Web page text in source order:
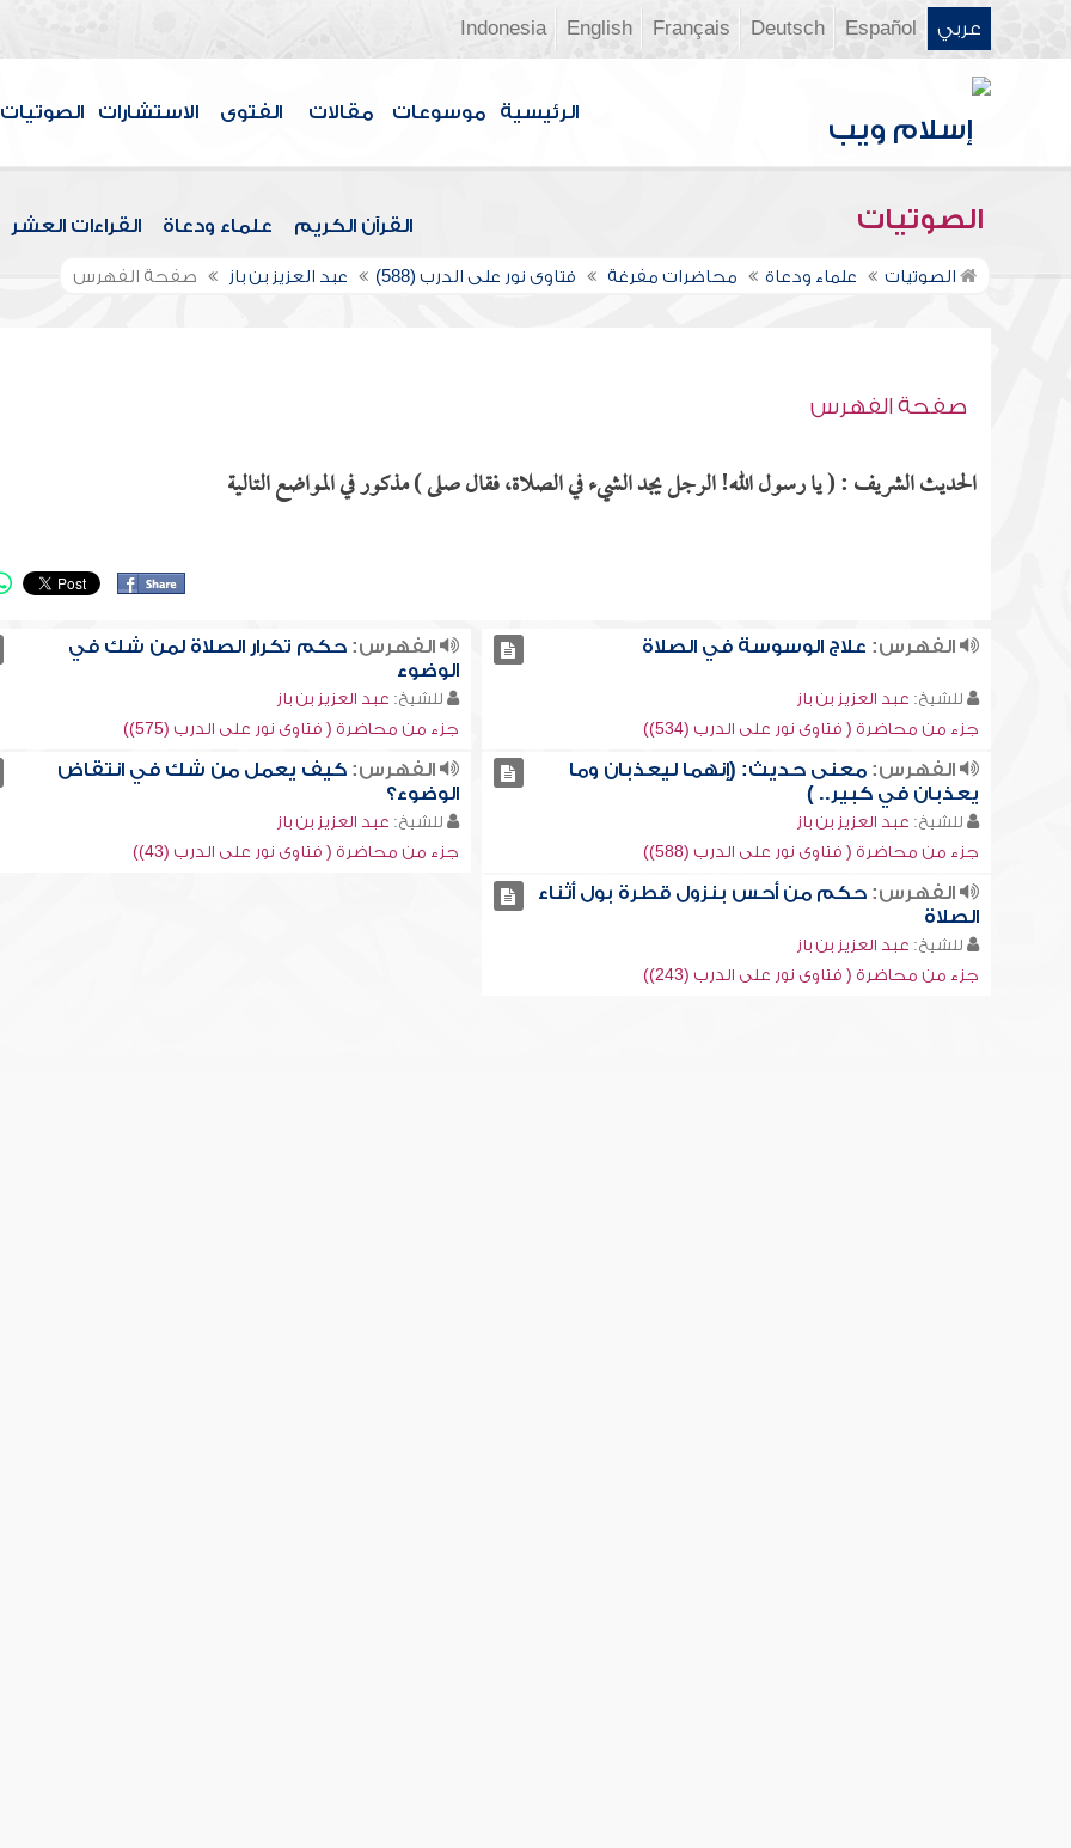
عربي Español
Deutsch
Français
English
Indonesia
الرئيسية موسوعات مقالات الفتوى الاستشارات الصوتيات
الصوتيات القرآن الكريم علماء ودعاة القراءات العشر
الصوتيات علماء ودعاة محاضرات مفرغة فتاوى نور على الدرب (588) عبد العزيز بن باز صفحة الفهرس
صفحة الفهرس
الحديث الشريف : ( يا رسول الله! الرجل يجد الشيء في الصلاة، فقال صلى ) مذكور في المواضع التالية
الفهرس: علاج الوسوسة في الصلاة
للشيخ: عبد العزيز بن باز
جزء من محاضرة ( فتاوى نور على الدرب (534))
الفهرس: حكم تكرار الصلاة لمن شك في
الوضوء
للشيخ: عبد العزيز بن باز
جزء من محاضرة ( فتاوى نور على الدرب (575))
الفهرس:معنى حديث: (إنهما ليعذبان وما
يعذبان في كبير.. )
للشيخ: عبد العزيز بن باز
جزء من محاضرة ( فتاوى نور على الدرب (588))
الفهرس: كيف يعمل من شك في انتقاض
الوضوء؟
للشيخ: عبد العزيز بن باز
جزء من محاضرة ( فتاوى نور على الدرب (43))
الفهرس:حكم من أحس بنزول قطرة بول أثناء
الصلاة
للشيخ: عبد العزيز بن باز
جزء من محاضرة ( فتاوى نور على الدرب (243))